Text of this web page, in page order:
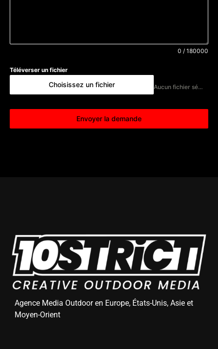
0 / 180000
Téléverser un fichier
Choisissez un fichier Aucun fichier sélectionné
Envoyer la demande
Agence Media Outdoor en Europe, États-Unis, Asie et
Moyen-Orient